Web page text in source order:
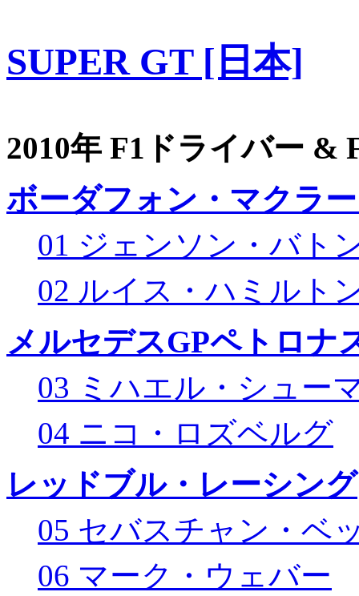
SUPER GT [日本]
2010年 F1ドライバー &
ボーダフォン・マクラ
01 ジェンソン・バト
02 ルイス・ハミルト
メルセデスGPペトロナ
03 ミハエル・シュー
04 ニコ・ロズベルグ
レッドブル・レーシング
05 セバスチャン・ベ
06 マーク・ウェバー